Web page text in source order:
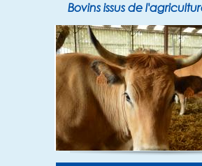
Bovins issus de